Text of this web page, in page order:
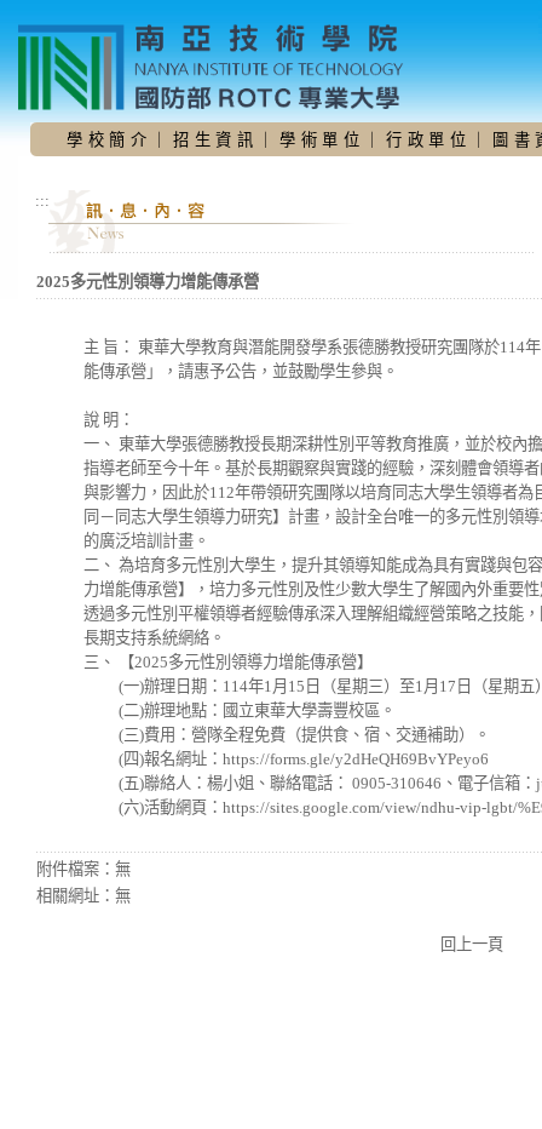
要
內
學 校 簡 介 招 生 資 訊 學 術 單 位 ｜行 政 單 位 圖 書
:::
2025多元性別領導力增能傳承營
主 旨： 東華大學教育與潛能開發學系張德勝教授研究團隊於114
能傳承營」，請惠予公告，並鼓勵學生參與。
說 明：
一、 東華大學張德勝教授長期深耕性別平等教育推廣，並於校內
指導老師至今十年。基於長期觀察與實踐的經驗，深刻體會領導
與影響力，因此於112年帶領研究團隊以培育同志大學生領導者
同－同志大學生領導力研究】計畫，設計全台唯一的多元性別領
的廣泛培訓計畫。
二、 為培育多元性別大學生，提升其領導知能成為具有實踐與包
力增能傳承營】，培力多元性別及性少數大學生了解國內外重要
透過多元性別平權領導者經驗傳承深入理解組織經營策略之技能
長期支持系統網絡。
三、 【2025多元性別領導力增能傳承營】
(一)辦理日期：114年1月15日（星期三）至1月17日（星期五
(二)辦理地點：國立東華大學壽豐校區。
(三)費用：營隊全程免費（提供食、宿、交通補助）。
(四)報名網址：https://forms.gle/y2dHeQH69BvYPeyo6
(五)聯絡人：楊小姐、聯絡電話： 0905-310646、電子信箱：
(六)活動網頁：https://sites.google.com/view/ndhu-vip-lgbt/
附件檔案： 無
相關網址： 無
回上一頁